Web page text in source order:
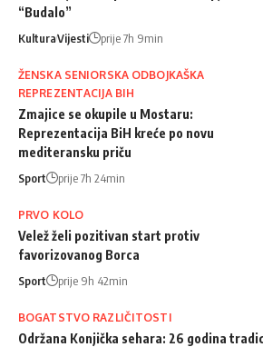
“Budalo”
KulturaVijesti prije 7h 9min
ŽENSKA SENIORSKA ODBOJKAŠKA
REPREZENTACIJA BIH
Zmajice se okupile u Mostaru:
Reprezentacija BiH kreće po novu
mediteransku priču
Sport prije 7h 24min
PRVO KOLO
Velež želi pozitivan start protiv
favorizovanog Borca
Sport prije 9h 42min
BOGATSTVO RAZLIČITOSTI
Održana Konjička sehara: 26 godina